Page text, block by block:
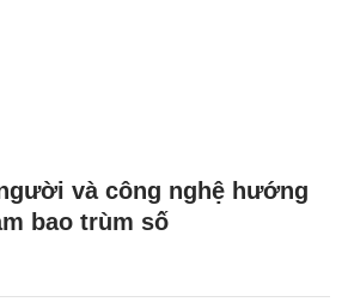
và công nghệ hướng
bao trùm số